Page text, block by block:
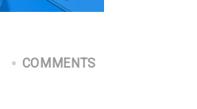
COMMENTS